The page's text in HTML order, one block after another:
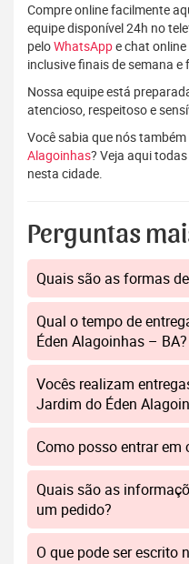
Compre online facilmente
equipe disponível 24h no
peloWhatsAppe chat
inclusive finais de semana e
Nossa equipe está
atencioso, respeitoso e
Você sabia que nós
Alagoinhas? Veja aqui
nesta cidade.
Perguntas
Quais são as formas
Qual o tempo de
Éden Alagoinhas – BA?
Vocês realizam
Jardim do Éden
Como posso entrar em
Quais são as
um pedido?
O que pode ser escrito